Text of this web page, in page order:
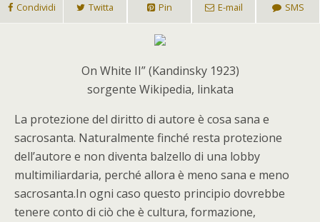
Condividi Twitta Pin E-mail SMS
On White II” (Kandinsky 1923)
sorgente Wikipedia, linkata
La protezione del diritto di autore è cosa sana e
sacrosanta. Naturalmente finché resta protezione
dell’autore e non diventa balzello di una lobby
multimiliardaria, perché allora è meno sana e meno
sacrosanta.In ogni caso questo principio dovrebbe
tenere conto di ciò che è cultura, formazione,